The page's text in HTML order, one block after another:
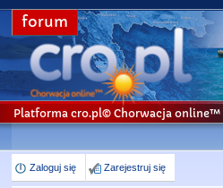
forum
Platforma cro.pl© Chorwacja online™
Zaloguj się Zarejestruj się